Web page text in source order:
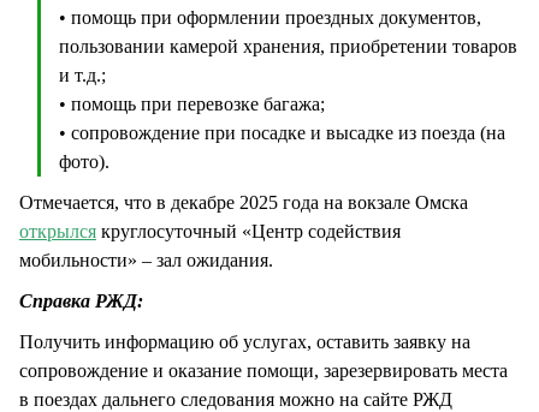
• помощь при оформлении проездных документов,
пользовании камерой хранения, приобретении товаров
и т.д.;
• помощь при перевозке багажа;
• сопровождение при посадке и высадке из поезда (на
фото).
Отмечается, что в декабре 2025 года на вокзале Омска
открылся круглосуточный «Центр содействия
мобильности» – зал ожидания.
Справка РЖД:
Получить информацию об услугах, оставить заявку на
сопровождение и оказание помощи, зарезервировать места
в поездах дальнего следования можно на сайте РЖД